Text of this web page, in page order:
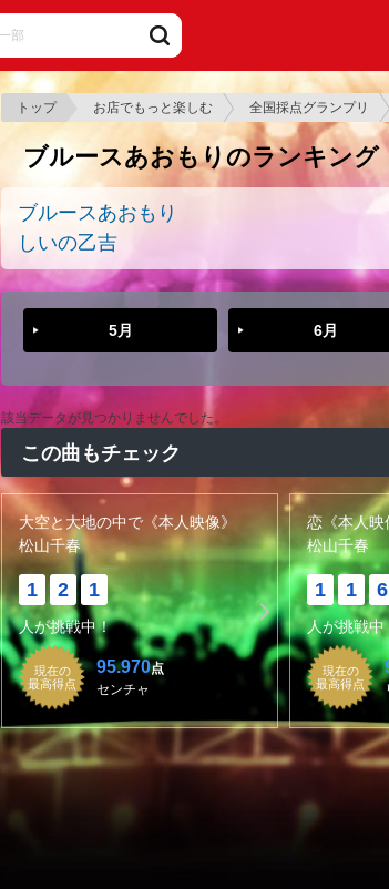
トップ お店でもっと楽しむ 全国採点グランプリ
ブルースあおもりのランキング
ブルースあおもり
しいの乙吉
5月 6月
該当データが見つかりませんでした。
この曲もチェック
大空と大地の中で《本人映像》
松山千春
1 2 1
人が挑戦中！
現在の
最高得点
95.970点
センチャ
恋《本人映
松山千春
1 1 6
人が挑戦中
現在の
最高得点